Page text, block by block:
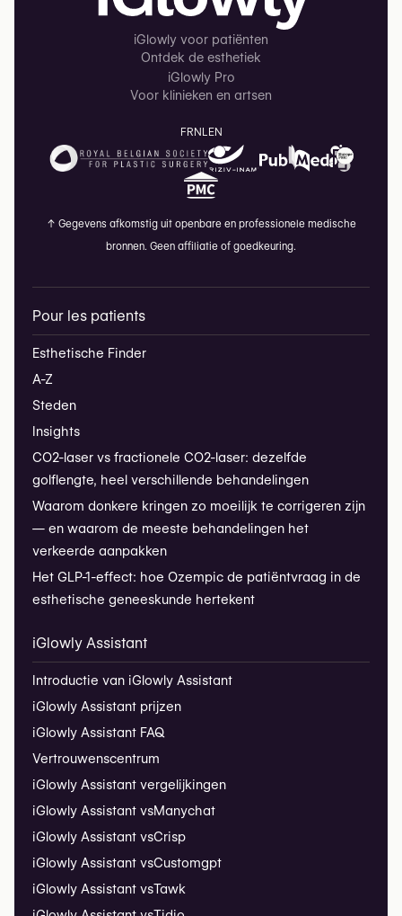
iGlowly voor patiënten
Ontdek de esthetiek
iGlowly Pro
Voor klinieken en artsen
FRNL EN
↑ Gegevens afkomstig uit openbare en professionele medische
bronnen. Geen affiliatie of goedkeuring.
Pour les patients
Esthetische Finder
A-Z
Steden
Insights
CO2-laser vs fractionele CO2-laser: dezelfde
golflengte, heel verschillende behandelingen
Waarom donkere kringen zo moeilijk te corrigeren zijn
— en waarom de meeste behandelingen het
verkeerde aanpakken
Het GLP-1-effect: hoe Ozempic de patiëntvraag in de
esthetische geneeskunde hertekent
iGlowly Assistant
Introductie van iGlowly Assistant
iGlowly Assistant prijzen
iGlowly Assistant FAQ
Vertrouwenscentrum
iGlowly Assistant vergelijkingen
iGlowly Assistant vsManychat
iGlowly Assistant vsCrisp
iGlowly Assistant vsCustomgpt
iGlowly Assistant vsTawk